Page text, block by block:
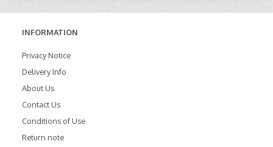
INFORMATION
Privacy Notice
Delivery Info
About Us
Contact Us
Conditions of Use
Return note